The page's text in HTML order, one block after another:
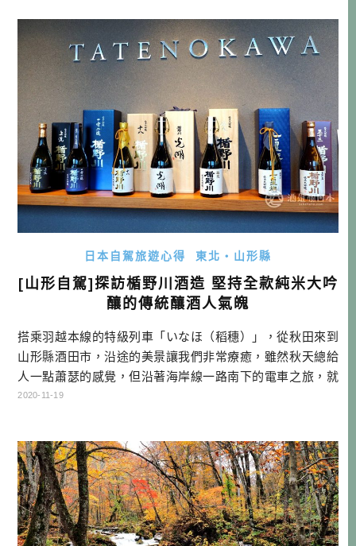
麵 […]…
日本自駕旅遊心得 東北・山形縣
[山形自駕]探訪楯野川酒造 堅持全款純米大吟
釀的傳統釀酒人氣魄
搭乘羽越本線的特級列車「いなほ（稻穗）」，從秋田來到
山形縣酒田市，沿途的美景讓我們非常療癒，雖然秋天總給
人一點蕭瑟的感覺，但沿著海岸線一路南下的電車之旅，就
完全另當別論了！ 到了酒田，我想到的第一件事情，便是去
部以純米大吟釀決勝負的酒造，因此所有產品清一色都是純
米大吟釀，是不是很衝呢？ 之前看 […]…
2020-11-19